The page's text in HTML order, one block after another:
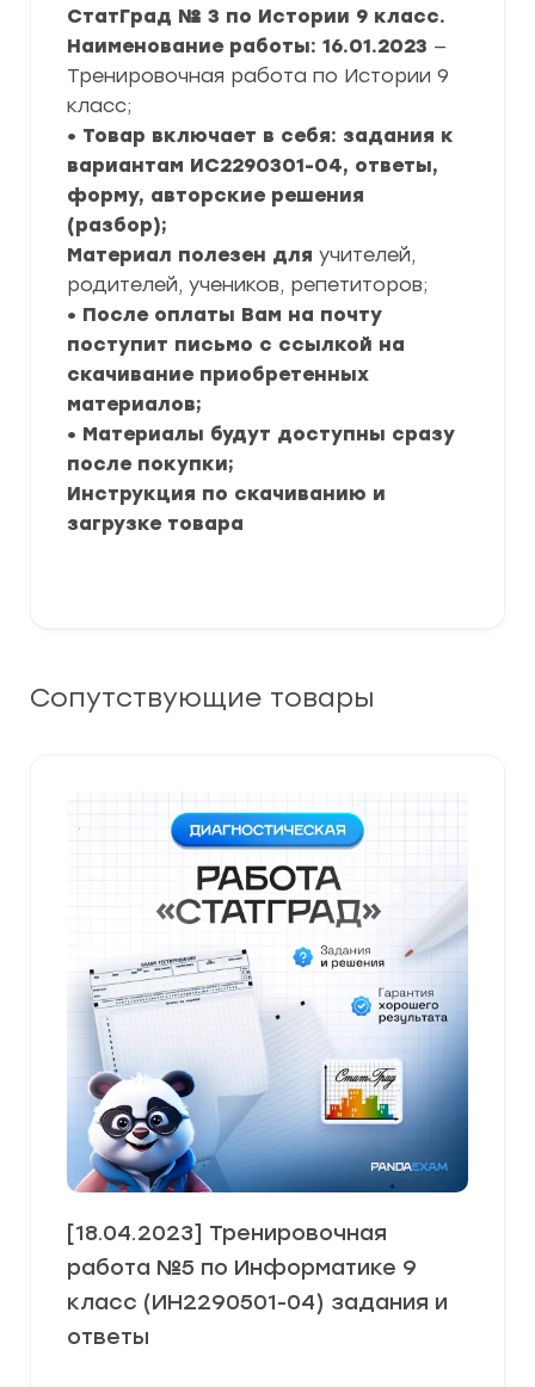
СтатГрад № 3 по Истории 9 класс.
Наименование работы: 16.01.2023 —
Тренировочная работа по Истории 9
класс;
• Товар включает в себя: задания к
вариантам ИС2290301-04, ответы,
форму, авторские решения
(разбор);
Материал полезен для учителей,
родителей, учеников, репетиторов;
• После оплаты Вам на почту
поступит письмо с ссылкой на
скачивание приобретенных
материалов;
• Материалы будут доступны сразу
после покупки;
Инструкция по скачиванию и
загрузке товара
Сопутствующие товары
[18.04.2023] Тренировочная
работа №5 по Информатике 9
класс (ИН2290501-04) задания и
ответы